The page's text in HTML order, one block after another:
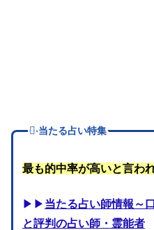
当たる占い特集
最も的中率が高いと言わ
▶▶ 当たる占い師情報～
と評判の占い師・霊能者